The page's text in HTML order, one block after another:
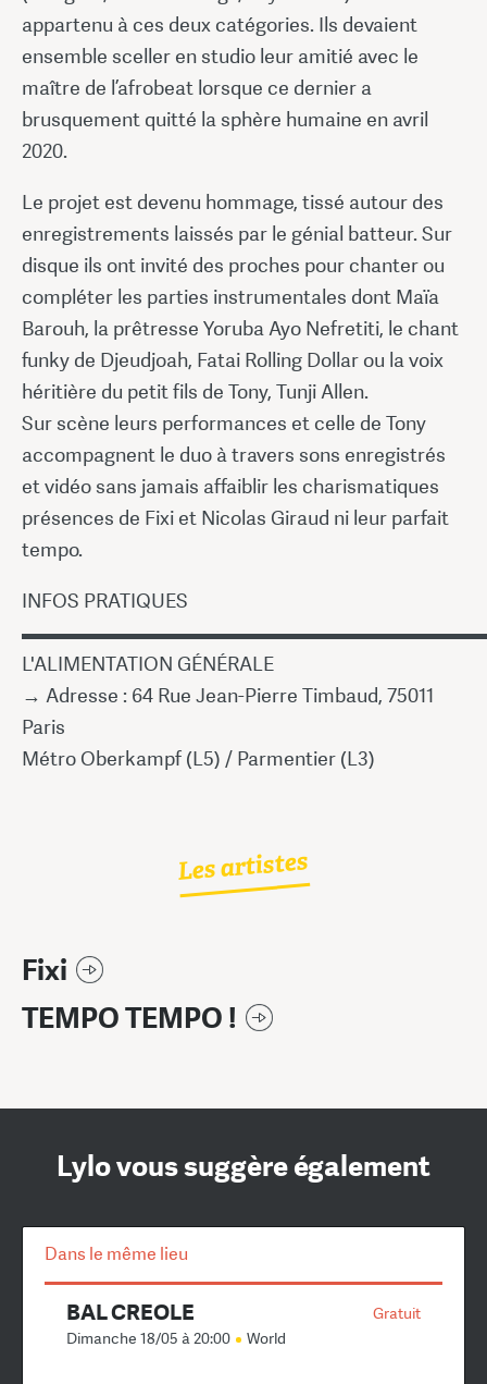
appartenu à ces deux catégories. Ils devaient
ensemble sceller en studio leur amitié avec le
maître de l’afrobeat lorsque ce dernier a
brusquement quitté la sphère humaine en avril
2020.
Le projet est devenu hommage, tissé autour des
enregistrements laissés par le génial batteur. Sur
disque ils ont invité des proches pour chanter ou
compléter les parties instrumentales dont Maïa
Barouh, la prêtresse Yoruba Ayo Nefretiti, le chant
funky de Djeudjoah, Fatai Rolling Dollar ou la voix
héritière du petit fils de Tony, Tunji Allen.
Sur scène leurs performances et celle de Tony
accompagnent le duo à travers sons enregistrés
et vidéo sans jamais affaiblir les charismatiques
présences de Fixi et Nicolas Giraud ni leur parfait
tempo.
INFOS PRATIQUES
L'ALIMENTATION GÉNÉRALE
→ Adresse : 64 Rue Jean-Pierre Timbaud, 75011
Paris
Métro Oberkampf (L5) / Parmentier (L3)
Les artistes
Fixi
TEMPO TEMPO !
Lylo vous suggère également
Dans le même lieu
Gratuit
BAL CREOLE
Dimanche 18/05 à 20:00 World